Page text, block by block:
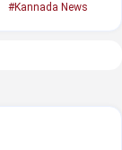
#Kannada News